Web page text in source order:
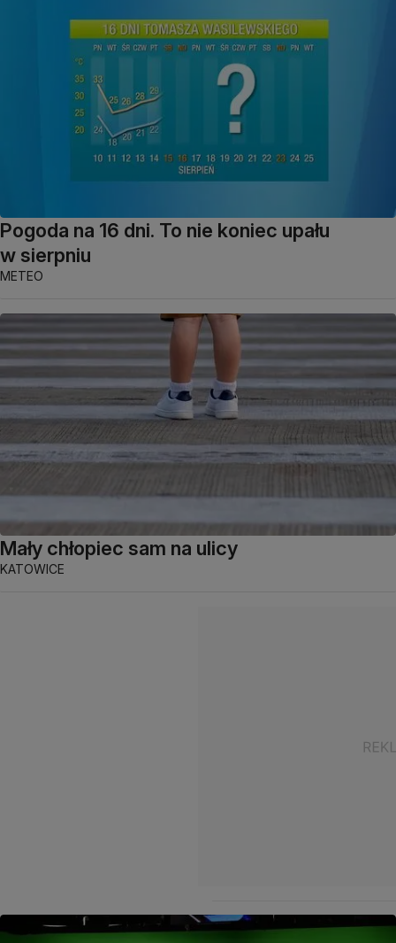
Pogoda na 16 dni. To nie koniec upału
w sierpniu
METEO
Mały chłopiec sam na ulicy
KATOWICE